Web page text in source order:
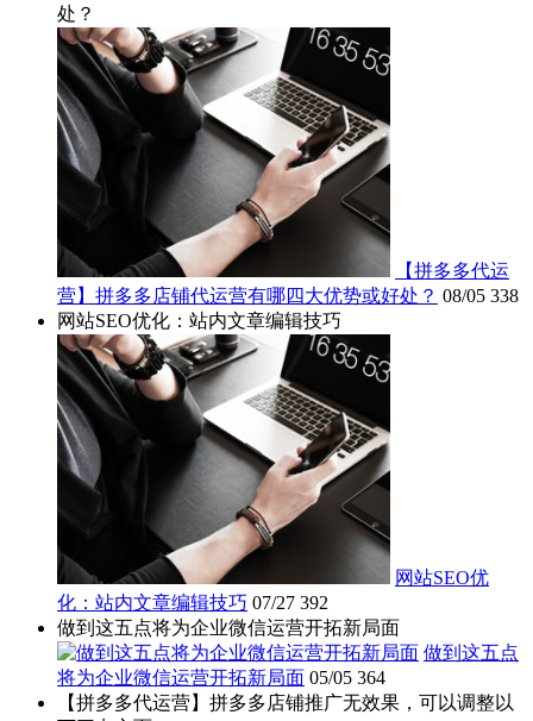
处？
【拼多多代运
营】拼多多店铺代运营有哪四大优势或好处？ 08/05 338
网站SEO优化：站内文章编辑技巧
网站SEO优
化：站内文章编辑技巧 07/27 392
做到这五点将为企业微信运营开拓新局面
做到这五点
将为企业微信运营开拓新局面 05/05 364
【拼多多代运营】拼多多店铺推广无效果，可以调整以